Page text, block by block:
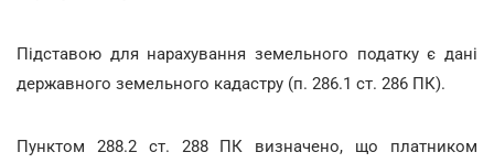
Підставою для нарахування земельного податку є дані
державного земельного кадастру (п. 286.1 ст. 286 ПК).
Пунктом 288.2 ст. 288 ПК визначено, що платником